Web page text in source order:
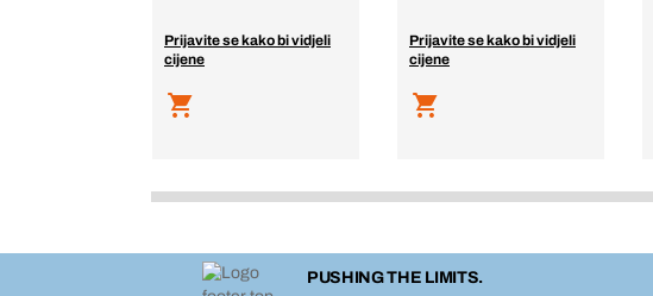
Prijavite se kako bi vidjeli
cijene
Prijavite se kako bi vidjeli
cijene
PUSHING THE LIMITS.